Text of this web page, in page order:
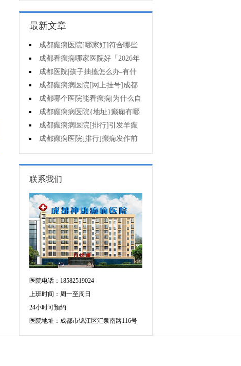
最新文章
成都癫痫医院[哪家好]符合哪些
条件可减药、停药?
成都看癫痫哪家医院好「2026年
度公布」孩子高烧不退当心变成癫
痫!
成都医院|孩子抽搐怎么办-有什
么好的方法可以预防癫痫发作?
成都癫痫病医院[网上挂号]成都
哪里有治疗癫痫的中医?
成都哪个医院能看癫痫|为什么自
己会得癫痫病?
成都癫痫病医院{地址}癫痫有哪
些危害?
成都癫痫病医院[排行]引发羊癫
疯的因素有哪些?
成都癫痫医院[排行]癫痫发作前
有感觉吗?
联系我们
医院电话：18582519024
上班时间：周一至周日
24小时可预约
医院地址：成都市锦江区汇泉南路116号